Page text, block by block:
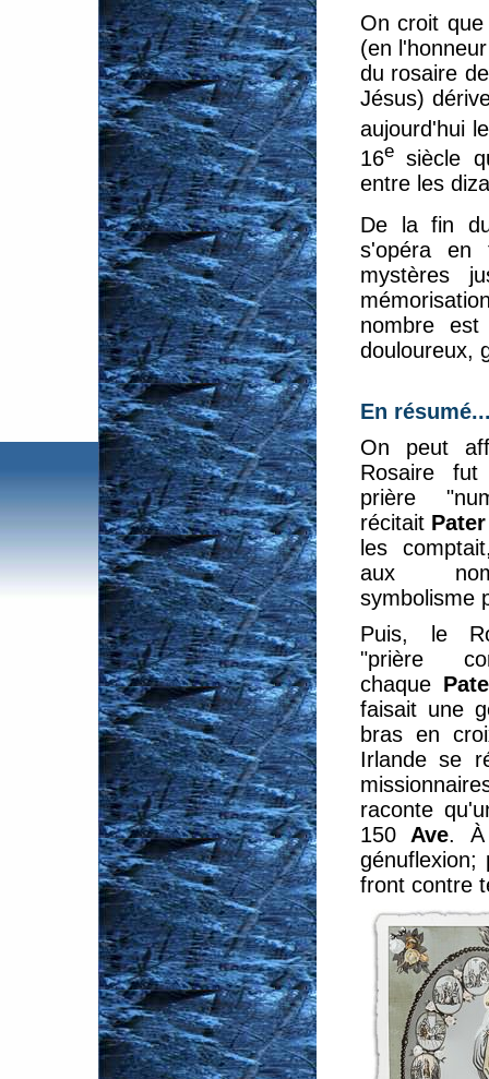
On croit
(en
du rosaire
Jésus)
aujourd'hui
16e siècle
entre les
De la fin
s'opéra en
mystères
nombre
douloureux,
En
On peut
Rosaire
prière
récitait Pater
les
aux
symbolisme
Puis, le
"prière
chaque
faisait une
bras en
Irlande se
raconte
150 Ave. À
génuflexion;
front contre